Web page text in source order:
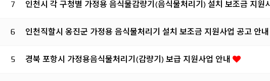
7 인천시 각 구청별 가정용 음식물감량기(음식물처리기) 설치 보조금 지
6 인천직할시 옹진군 가정용 음식물처리기 설치 보조금 지원사업 공고 안내
5 경북 포항시 가정용음식물처리기(감량기) 보급 지원사업 안내